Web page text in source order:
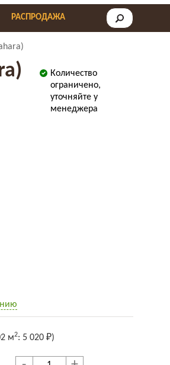
РАСПРОДАЖА
Количество
ограничено,
уточняйте у
менеджера
м2: 5 020 ₽)